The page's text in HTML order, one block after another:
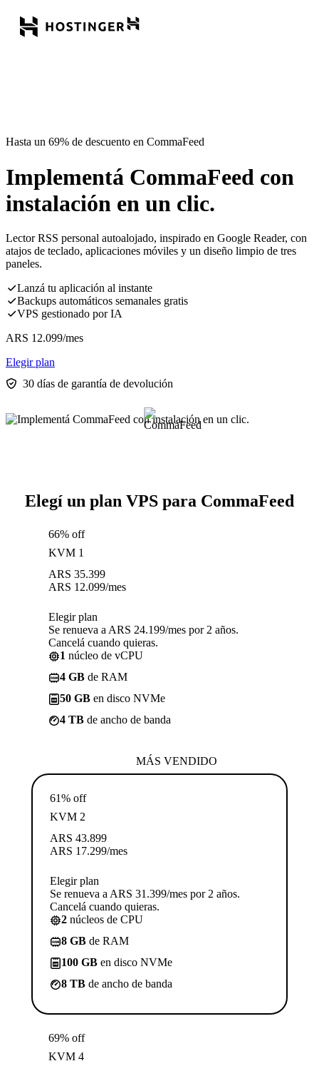
Hasta un 69% de descuento en CommaFeed
Implementá CommaFeed con
instalación en un clic.
Lector RSS personal autoalojado, inspirado en Google Reader, con
atajos de teclado, aplicaciones móviles y un diseño limpio de tres
paneles.
Lanzá tu aplicación al instante
Backups automáticos semanales gratis
VPS gestionado por IA
ARS 12.099/mes
Elegir plan
30 días de garantía de devolución
Elegí un plan VPS para CommaFeed
66% off
KVM 1
ARS 35.399
ARS 12.099/mes
Elegir plan
Se renueva a ARS 24.199/mes por 2 años.
Cancelá cuando quieras.
1 núcleo de vCPU
4 GB de RAM
50 GB en disco NVMe
4 TB de ancho de banda
MÁS VENDIDO
61% off
KVM 2
ARS 43.899
ARS 17.299/mes
Elegir plan
Se renueva a ARS 31.399/mes por 2 años.
Cancelá cuando quieras.
2 núcleos de CPU
8 GB de RAM
100 GB en disco NVMe
8 TB de ancho de banda
69% off
KVM 4